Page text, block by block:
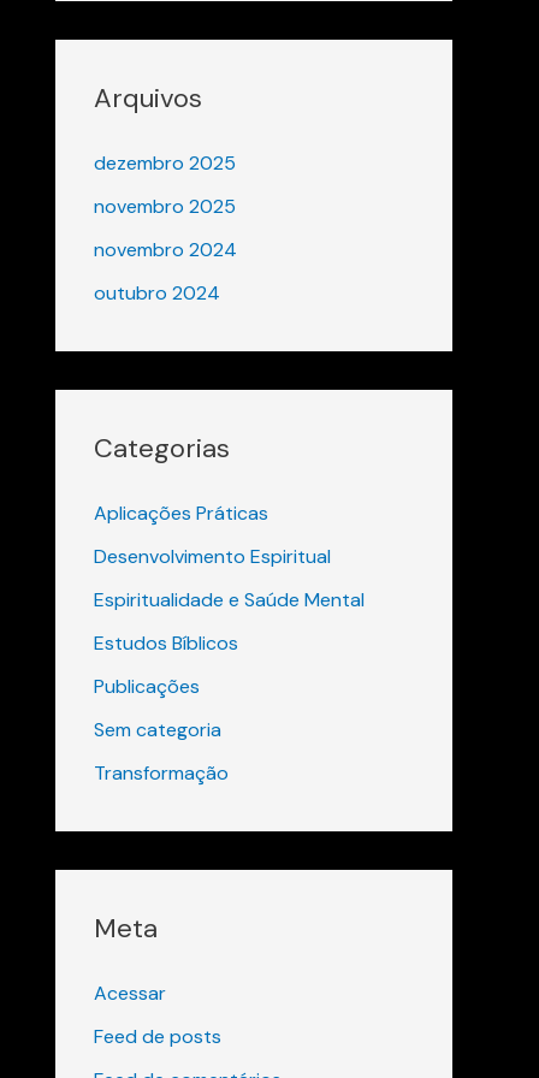
Arquivos
dezembro 2025
novembro 2025
novembro 2024
outubro 2024
Categorias
Aplicações Práticas
Desenvolvimento Espiritual
Espiritualidade e Saúde Mental
Estudos Bíblicos
Publicações
Sem categoria
Transformação
Meta
Acessar
Feed de posts